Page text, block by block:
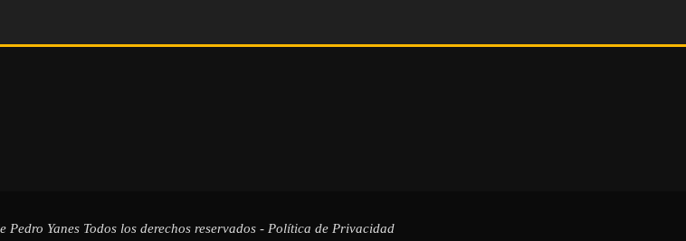
Pedro Yanes Todos los derechos reservados - Política de Privacidad